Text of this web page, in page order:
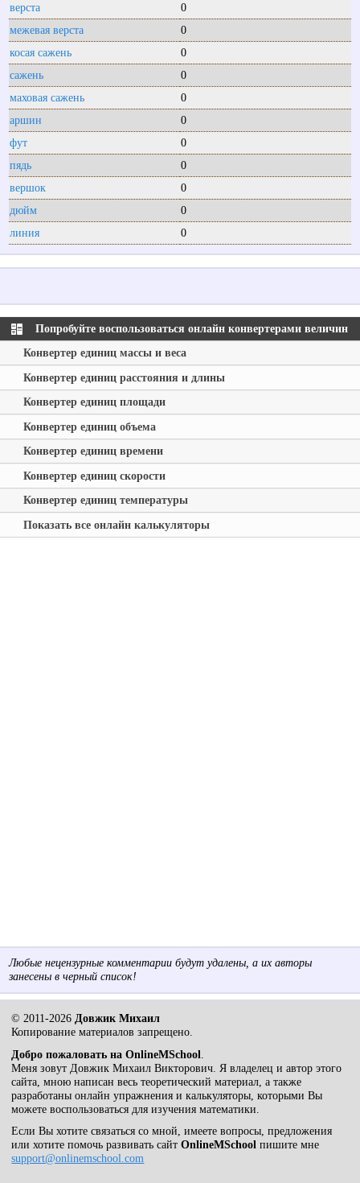
верста
0
межевая верста
0
косая сажень
0
сажень
0
маховая сажень
0
аршин
0
фут
0
пядь
0
вершок
0
дюйм
0
линия
0
Попробуйте воспользоваться онлайн конвертерами величин
Конвертер единиц массы и веса
Конвертер единиц расстояния и длины
Конвертер единиц площади
Конвертер единиц объема
Конвертер единиц времени
Конвертер единиц скорости
Конвертер единиц температуры
Показать все онлайн калькуляторы
Любые нецензурные комментарии будут удалены, а их авторы
занесены в черный список!
© 2011-2026 Довжик Михаил
Копирование материалов запрещено.
Добро пожаловать на OnlineMSchool
Меня зовут Довжик Михаил Викторович. Я владелец и автор этого
сайта, мною написан весь теоретический материал, а также
разработаны онлайн упражнения и калькуляторы, которыми Вы
можете воспользоваться для изучения математики.
Если Вы хотите связаться со мной, имеете вопросы, предложения
или хотите помочь развивать сайтOnlineMSchool пишите мне
support@onlinemschool.com